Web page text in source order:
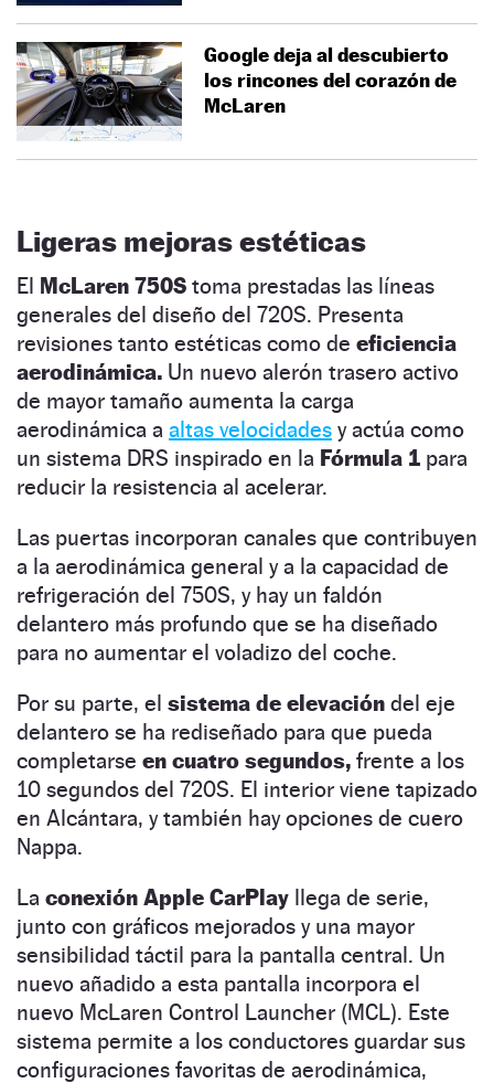
Google deja al descubierto
los rincones del corazón de
McLaren
Ligeras mejoras estéticas
El McLaren 750S toma prestadas las líneas
generales del diseño del 720S. Presenta
revisiones tanto estéticas como de eficiencia
aerodinámica. Un nuevo alerón trasero activo
de mayor tamaño aumenta la carga
aerodinámica a altas velocidades y actúa como
un sistema DRS inspirado en la Fórmula 1 para
reducir la resistencia al acelerar.
Las puertas incorporan canales que contribuyen
a la aerodinámica general y a la capacidad de
refrigeración del 750S, y hay un faldón
delantero más profundo que se ha diseñado
para no aumentar el voladizo del coche.
Por su parte, el sistema de elevación del eje
delantero se ha rediseñado para que pueda
completarse en cuatro segundos, frente a los
10 segundos del 720S. El interior viene tapizado
en Alcántara, y también hay opciones de cuero
Nappa.
La conexión Apple CarPlay llega de serie,
junto con gráficos mejorados y una mayor
sensibilidad táctil para la pantalla central. Un
nuevo añadido a esta pantalla incorpora el
nuevo McLaren Control Launcher (MCL). Este
sistema permite a los conductores guardar sus
configuraciones favoritas de aerodinámica,